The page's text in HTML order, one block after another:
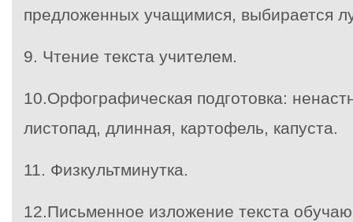
предложенных учащимися, выбирается
9. Чтение текста учителем.
10.Орфографическая подготовка:
листопад, длинная, картофель, капуста.
11. Физкультминутка.
12.Письменное изложение текста